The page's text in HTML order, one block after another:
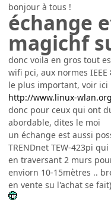
bonjour à tous !
échange
magichf
donc voila en gros tout
wifi pci, aux normes IEEE
le plus important, voir
http://www.linux-
donc pour ceux qui ont
abordable, dites le moi
un échange est aussi
TRENDnet TEW-423pi
en traversant 2 murs
enviorn 10-15mètres ..
en vente su l'achat se fait)